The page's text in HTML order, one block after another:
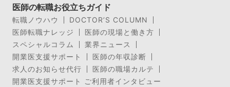
医師の転職お役立ちガイド
転職ノウハウ
DOCTOR’S COLUMN
医師転職ナレッジ
医師の現場と働き方
スペシャルコラム
業界ニュース
開業医支援サポート
医師の年収診断
求人のお知らせ代行
医師の職場カルテ
開業医支援サポート ご利用者インタビュー